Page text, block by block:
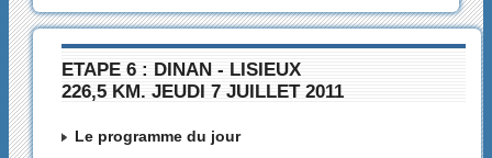
ETAPE 6 : DINAN - LISIEUX
226,5 KM. JEUDI 7 JUILLET 2011
Le programme du jour